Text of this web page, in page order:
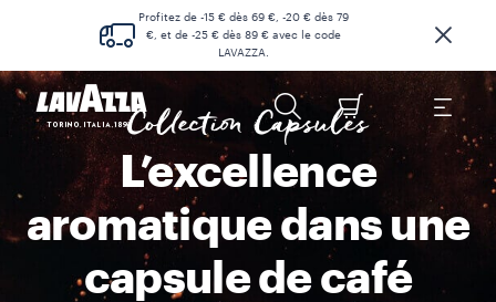
Profitez de -15 € dès 69 €, -20 € dès 79
€, et de -25 € dès 89 € avec le code
LAVAZZA.
Espresso Maestro Ristretto Court et fort, notre ristretto est bien
Collection Capsules
L’excellence
aromatique dans une
capsule de café